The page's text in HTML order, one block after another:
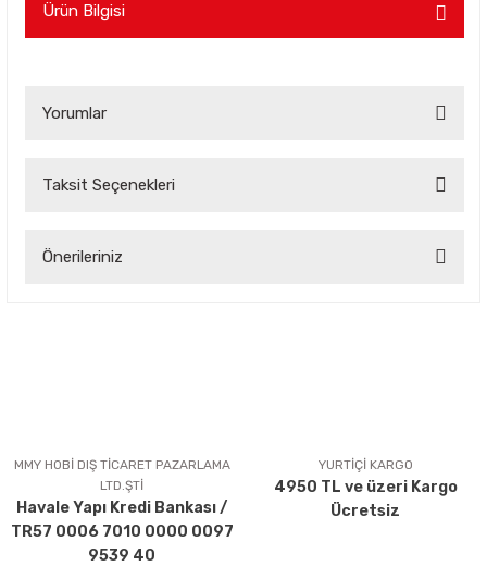
Ürün Bilgisi
Yorumlar
Taksit Seçenekleri
Önerileriniz
Ürün açıklamasında eksik bilgiler bulunuyor.
Ürün bilgilerinde hatalar bulunuyor.
Ürün fiyatı diğer sitelerden daha pahalı.
Bu ürüne benzer farklı alternatifler olmalı.
MMY HOBİ DIŞ TİCARET PAZARLAMA
LTD.ŞTİ
Havale Yapı Kredi Bankası /
TR57 0006 7010 0000 0097
9539 40
YURTİÇİ KARGO
4950 TL ve üzeri Kargo
Ücretsiz